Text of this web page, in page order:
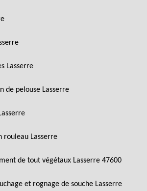
Lasserre
de pelouse Lasserre
rouleau Lasserre
de tout végétaux Lasserre 47600
et rognage de souche Lasserre